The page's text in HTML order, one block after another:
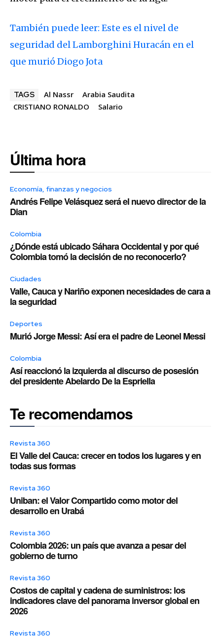
También puede leer: Este es el nivel de
seguridad del Lamborghini Huracán en el
que murió Diogo Jota
TAGS Al Nassr
Arabia Saudita
CRISTIANO RONALDO
Salario
Última hora
Economía, finanzas y negocios
Andrés Felipe Velásquez será el nuevo director de la
Dian
Colombia
¿Dónde está ubicado Sáhara Occidental y por qué
Colombia tomó la decisión de no reconocerlo?
Ciudades
Valle, Cauca y Nariño exponen necesidades de cara a
la seguridad
Deportes
Murió Jorge Messi: Así era el padre de Leonel Messi
Colombia
Así reaccionó la izquierda al discurso de posesión
del presidente Abelardo De la Espriella
Te recomendamos
Revista 360
El Valle del Cauca: crecer en todos los lugares y en
todas sus formas
Revista 360
Uniban: el Valor Compartido como motor del
desarrollo en Urabá
Revista 360
Colombia 2026: un país que avanza a pesar del
gobierno de turno
Revista 360
Costos de capital y cadena de suministros: los
indicadores clave del panorama inversor global en
2026
Revista 360